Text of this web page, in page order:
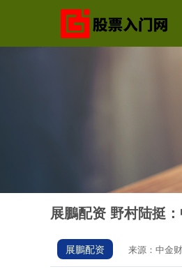
展鵬配资 野村陆挺
展鵬配资 来源：中金